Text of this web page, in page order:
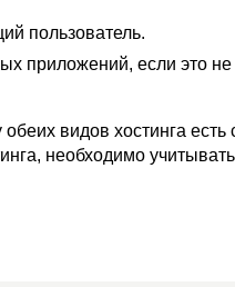
пользователь.
приложений, если это
видов хостинга
необходимо учитывать